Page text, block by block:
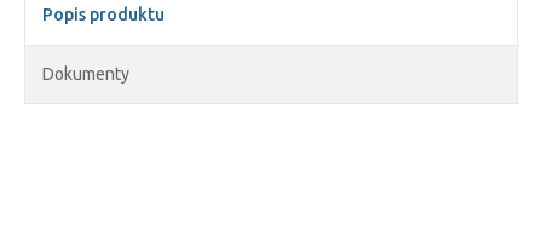
Popis produktu
Dokumenty